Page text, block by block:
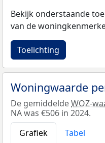
Bekijk onderstaande
van de
Toelichting
Woningwaarde
De gemiddeldeWOZ-
NA was €506 in 2024.
Grafiek
Tabel